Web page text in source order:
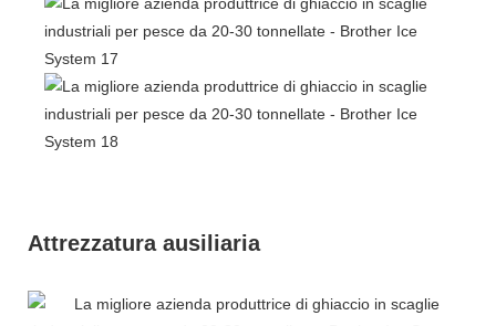
Attrezzatura ausiliaria